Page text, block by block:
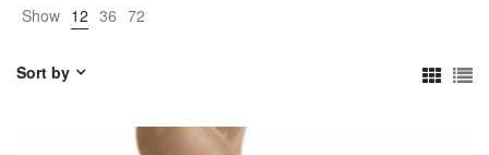
Show 12 36 72
Sort by